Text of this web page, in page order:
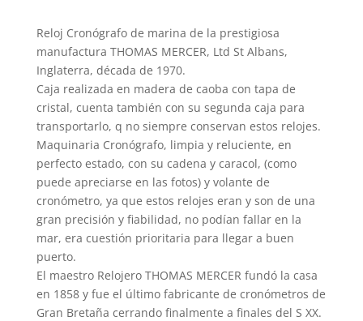
Reloj Cronógrafo de marina de la prestigiosa
manufactura THOMAS MERCER, Ltd St Albans,
Inglaterra, década de 1970.
Caja realizada en madera de caoba con tapa de
cristal, cuenta también con su segunda caja para
transportarlo, q no siempre conservan estos relojes.
Maquinaria Cronógrafo, limpia y reluciente, en
perfecto estado, con su cadena y caracol, (como
puede apreciarse en las fotos) y volante de
cronómetro, ya que estos relojes eran y son de una
gran precisión y fiabilidad, no podían fallar en la
mar, era cuestión prioritaria para llegar a buen
puerto.
El maestro Relojero THOMAS MERCER fundó la casa
en 1858 y fue el último fabricante de cronómetros de
Gran Bretaña cerrando finalmente a finales del S XX.